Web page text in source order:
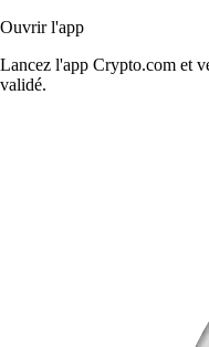
Ouvrir l'app
Lancez l'app Crypto.com et
validé.